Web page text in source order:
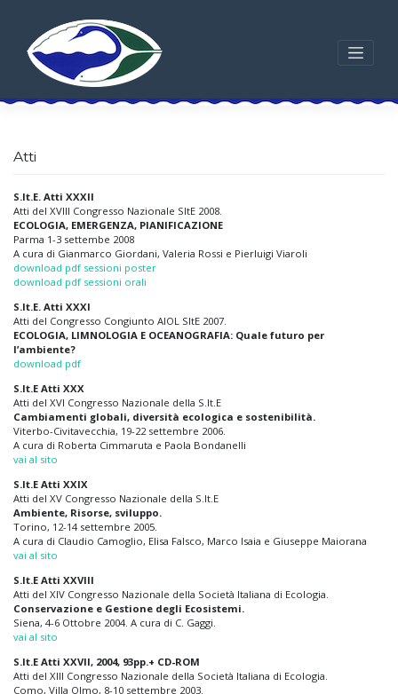
Atti
S.It.E. Atti XXXII
Atti del XVIII Congresso Nazionale SItE 2008.
ECOLOGIA, EMERGENZA, PIANIFICAZIONE
Parma 1-3 settembe 2008
A cura di Gianmarco Giordani, Valeria Rossi e Pierluigi Viaroli
download pdf sessioni poster
download pdf sessioni orali
S.It.E. Atti XXXI
Atti del Congresso Congiunto AIOL SItE 2007.
ECOLOGIA, LIMNOLOGIA E OCEANOGRAFIA: Quale futuro per
l’ambiente?
download pdf
S.It.E Atti XXX
Atti del XVI Congresso Nazionale della S.It.E
Cambiamenti globali, diversità ecologica e sostenibilità.
Viterbo-Civitavecchia, 19-22 settembre 2006.
A cura di Roberta Cimmaruta e Paola Bondanelli
vai al sito
S.It.E Atti XXIX
Atti del XV Congresso Nazionale della S.It.E
Ambiente, Risorse, sviluppo.
Torino, 12-14 settembre 2005.
A cura di Claudio Camoglio, Elisa Falsco, Marco Isaia e Giuseppe Maiorana
vai al sito
S.It.E Atti XXVIII
Atti del XIV Congresso Nazionale della Società Italiana di Ecologia.
Conservazione e Gestione degli Ecosistemi.
Siena, 4-6 Ottobre 2004. A cura di C. Gaggi.
vai al sito
S.It.E Atti XXVII, 2004, 93pp.+ CD-ROM
Atti del XIII Congresso Nazionale della Società Italiana di Ecologia.
Como, Villa Olmo, 8-10 settembre 2003.